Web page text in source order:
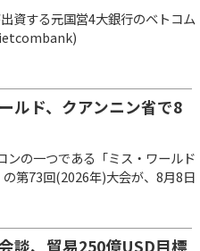
資する元国営4大銀行のベトコム
ルド、クアンニン省で8
ンの一つである「ミス・ワールド
第73回(2026年)大会が、8月8日
談、貿易250億USD目標